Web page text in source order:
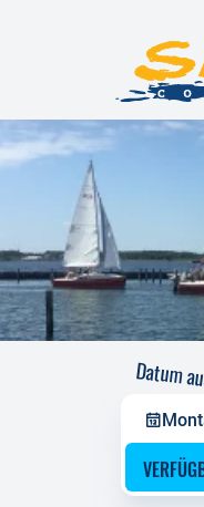
Datum